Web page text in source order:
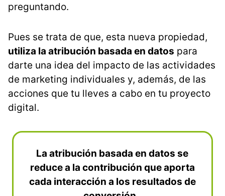
preguntando.
Pues se trata de que, esta nueva propiedad,
utiliza la atribución basada en datos para
darte una idea del impacto de las actividades
de marketing individuales y, además, de las
acciones que tu lleves a cabo en tu proyecto
digital.
La atribución basada en datos se
reduce a la contribución que aporta
cada interacción a los resultados de